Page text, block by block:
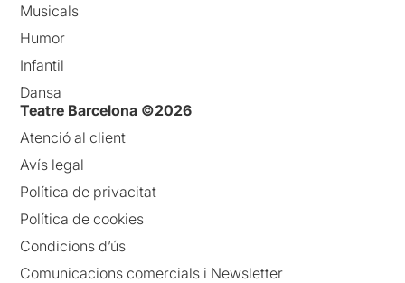
Musicals
Humor
Infantil
Dansa
Teatre Barcelona ©2026
Atenció al client
Avís legal
Política de privacitat
Política de cookies
Condicions d’ús
Comunicacions comercials i Newsletter